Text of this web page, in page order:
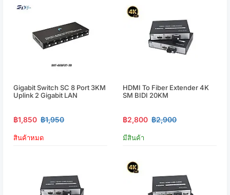
Gigabit Switch SC 8 Port 3KM
Uplink 2 Gigabit LAN
฿1,850 ฿1,950
สินค้าหมด
HDMI To Fiber Extender 4K
SM BIDI 20KM
฿2,800 ฿2,900
มีสินค้า